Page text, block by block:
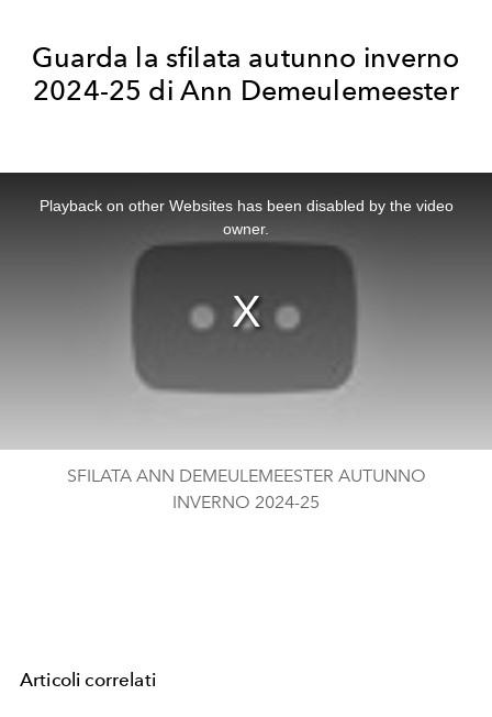
Guarda la sfilata autunno inverno
2024-25 di Ann Demeulemeester
Playback on other Websites has been disabled by the video
owner.
SFILATA ANN DEMEULEMEESTER AUTUNNO
INVERNO 2024-25
Articoli correlati